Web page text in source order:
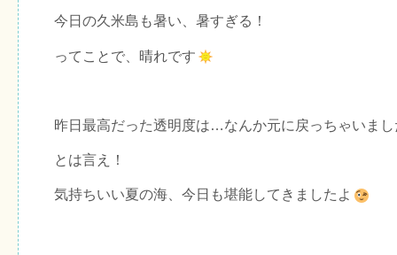
今日の久米島も暑い、暑すぎる！
ってことで、晴れです
昨日最高だった透明度は…なんか元に戻っちゃいまし
とは言え！
気持ちいい夏の海、今日も堪能してきましたよ